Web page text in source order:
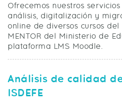
Ofrecemos nuestros
análisis, digitalización y
online de diversos cursos del
MENTOR del Ministerio de
plataforma LMS Moodle.
Análisis de calidad
ISDEFE